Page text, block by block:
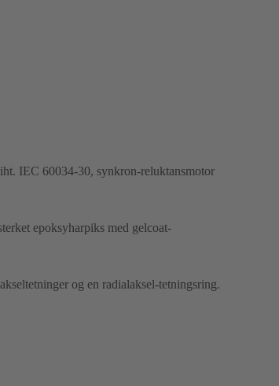
IEC 60034-30, synkron-reluktansmotor
epoksyharpiks med gelcoat-
og en radialaksel-tetningsring.